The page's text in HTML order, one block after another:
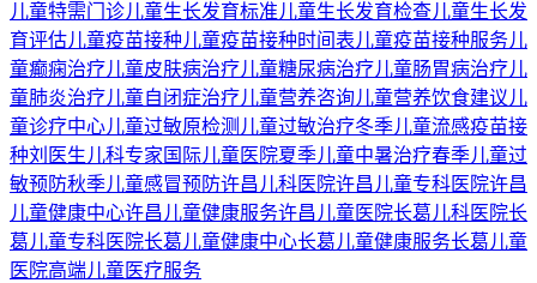
儿童特需门诊儿童生长发育标准儿童生长发育检查儿童生长发
育评估儿童疫苗接种儿童疫苗接种时间表儿童疫苗接种服务儿
童癫痫治疗儿童皮肤病治疗儿童糖尿病治疗儿童肠胃病治疗儿
童肺炎治疗儿童自闭症治疗儿童营养咨询儿童营养饮食建议儿
童诊疗中心儿童过敏原检测 儿童过敏治疗冬季儿童流感疫苗接
种刘医生儿科专家 国际儿童医院夏季儿童中暑治疗春季儿童过
敏预防秋季儿童感冒预防许昌儿科医院许昌儿童专科医院许昌
儿童健康中心许昌儿童健康服务许昌儿童医院长葛儿科医院长
葛儿童专科医院长葛儿童健康中心长葛儿童健康服务长葛儿童
医院高端儿童医疗服务